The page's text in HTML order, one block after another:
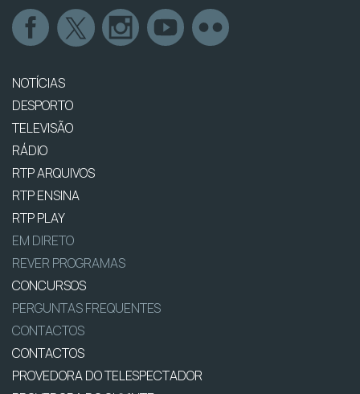
NOTÍCIAS
DESPORTO
TELEVISÃO
RÁDIO
RTP ARQUIVOS
RTP ENSINA
RTP PLAY
EM DIRETO
REVER PROGRAMAS
CONCURSOS
PERGUNTAS FREQUENTES
CONTACTOS
CONTACTOS
PROVEDORA DO TELESPECTADOR